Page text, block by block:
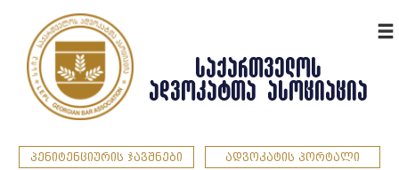
ᲡᲐᲥᲐᲠᲗᲕᲔᲚᲝᲡ
ᲐᲓᲕᲝᲙᲐᲢᲗᲐ ᲐᲡᲝᲪᲘᲐᲪᲘᲐ
პენიტენციურის ჯავშნები ადვოკატის პორტალი